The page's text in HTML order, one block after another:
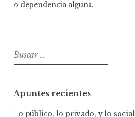
o dependencia alguna.
B
u
a
r
Apuntes recientes
Lo público, lo privado, y lo social